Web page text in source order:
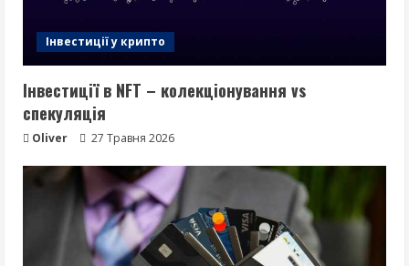
Інвестиції у крипто
Інвестиції в NFT – колекціонування vs
спекуляція
Oliver 27 Травня 2026